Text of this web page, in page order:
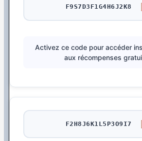
F9S7D3F1G4H6J2K8
Activez ce code pour accéder
aux récompenses
F2H8J6K1L5P3O9I7